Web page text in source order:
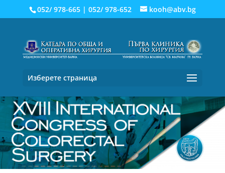
052/ 978-665| 052/ 978-652 kooh@abv.bg
Изберете страница